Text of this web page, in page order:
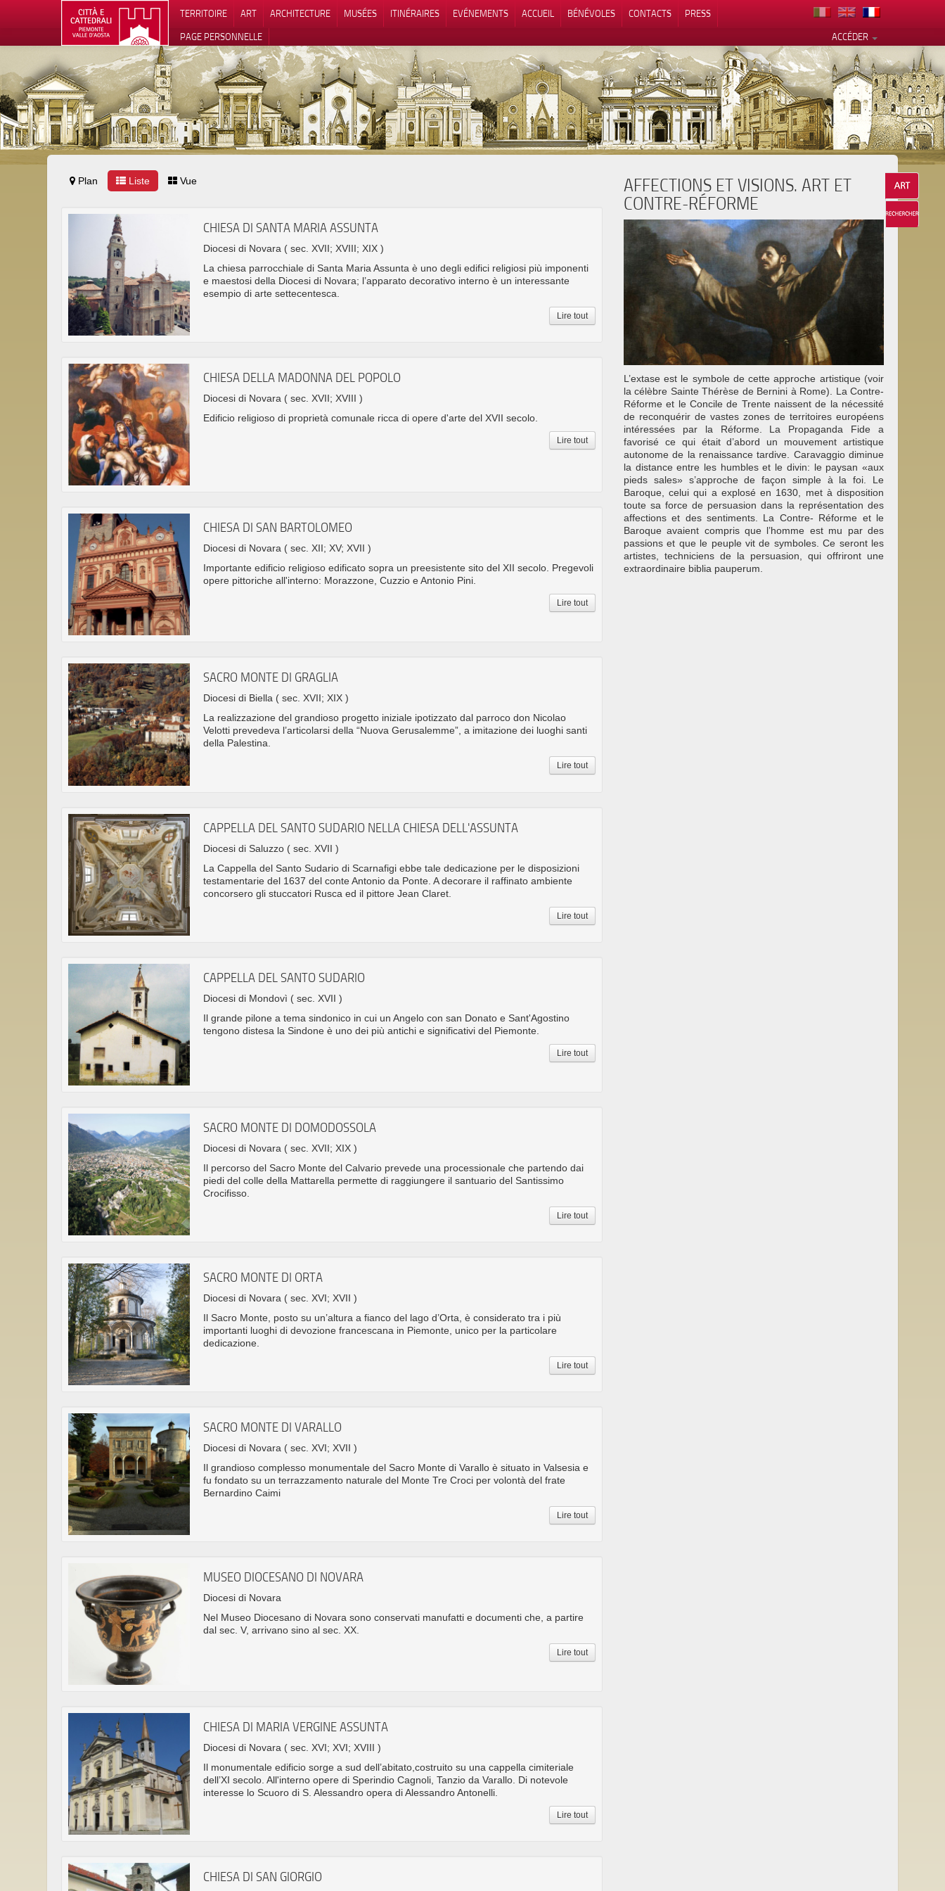
TERRITOIRE ART ARCHITECTURE MUSÉES ITINÉRAIRES EVÉNEMENTS ACCUEIL BÉNÉVOLES CONTACTS
PRESS
ACCÉDER
PAGE PERSONNELLE
Plan Liste Vue
CHIESA DI SANTA MARIA ASSUNTA
Diocesi di Novara ( sec. XVII; XVIII; XIX )
La chiesa parrocchiale di Santa Maria Assunta è uno degli edifici religiosi più imponenti
e maestosi della Diocesi di Novara; l’apparato decorativo interno è un interessante
esempio di arte settecentesca.
Lire tout
CHIESA DELLA MADONNA DEL POPOLO
Diocesi di Novara ( sec. XVII; XVIII )
Edificio religioso di proprietà comunale ricca di opere d'arte del XVII secolo.
Lire tout
CHIESA DI SAN BARTOLOMEO
Diocesi di Novara ( sec. XII; XV; XVII )
Importante edificio religioso edificato sopra un preesistente sito del XII secolo. Pregevoli
opere pittoriche all'interno: Morazzone, Cuzzio e Antonio Pini.
Lire tout
SACRO MONTE DI GRAGLIA
Diocesi di Biella ( sec. XVII; XIX )
La realizzazione del grandioso progetto iniziale ipotizzato dal parroco don Nicolao
Velotti prevedeva l’articolarsi della “Nuova Gerusalemme”, a imitazione dei luoghi santi
della Palestina.
Lire tout
CAPPELLA DEL SANTO SUDARIO NELLA CHIESA DELL'ASSUNTA
Diocesi di Saluzzo ( sec. XVII )
La Cappella del Santo Sudario di Scarnafigi ebbe tale dedicazione per le disposizioni
testamentarie del 1637 del conte Antonio da Ponte. A decorare il raffinato ambiente
concorsero gli stuccatori Rusca ed il pittore Jean Claret.
Lire tout
CAPPELLA DEL SANTO SUDARIO
Diocesi di Mondovì ( sec. XVII )
Il grande pilone a tema sindonico in cui un Angelo con san Donato e Sant'Agostino
tengono distesa la Sindone è uno dei più antichi e significativi del Piemonte.
Lire tout
SACRO MONTE DI DOMODOSSOLA
Diocesi di Novara ( sec. XVII; XIX )
Il percorso del Sacro Monte del Calvario prevede una processionale che partendo dai
piedi del colle della Mattarella permette di raggiungere il santuario del Santissimo
Crocifisso.
Lire tout
SACRO MONTE DI ORTA
Diocesi di Novara ( sec. XVI; XVII )
Il Sacro Monte, posto su un’altura a fianco del lago d’Orta, è considerato tra i più
importanti luoghi di devozione francescana in Piemonte, unico per la particolare
dedicazione.
Lire tout
SACRO MONTE DI VARALLO
Diocesi di Novara ( sec. XVI; XVII )
Il grandioso complesso monumentale del Sacro Monte di Varallo è situato in Valsesia e
fu fondato su un terrazzamento naturale del Monte Tre Croci per volontà del frate
Bernardino Caimi
Lire tout
MUSEO DIOCESANO DI NOVARA
Diocesi di Novara
Nel Museo Diocesano di Novara sono conservati manufatti e documenti che, a partire
dal sec. V, arrivano sino al sec. XX.
Lire tout
CHIESA DI MARIA VERGINE ASSUNTA
Diocesi di Novara ( sec. XVI; XVI; XVIII )
Il monumentale edificio sorge a sud dell’abitato,costruito su una cappella cimiteriale
dell’XI secolo. All'interno opere di Sperindio Cagnoli, Tanzio da Varallo. Di notevole
interesse lo Scuoro di S. Alessandro opera di Alessandro Antonelli.
Lire tout
CHIESA DI SAN GIORGIO
AFFECTIONS ET VISIONS. ART ET
CONTRE-RÉFORME
L’extase est le symbole de cette approche artistique (voir
la célèbre Sainte Thérèse de Bernini à Rome). La Contre-
Réforme et le Concile de Trente naissent de la nécessité
de reconquérir de vastes zones de territoires européens
intéressées par la Réforme. La Propaganda Fide a
favorisé ce qui était d’abord un mouvement artistique
autonome de la renaissance tardive. Caravaggio diminue
la distance entre les humbles et le divin: le paysan «aux
pieds sales» s’approche de façon simple à la foi. Le
Baroque, celui qui a explosé en 1630, met à disposition
toute sa force de persuasion dans la représentation des
affections et des sentiments. La Contre- Réforme et le
Baroque avaient compris que l’homme est mu par des
passions et que le peuple vit de symboles. Ce seront les
artistes, techniciens de la persuasion, qui offriront une
extraordinaire biblia pauperum.
Vos choix en matière de confidentialité